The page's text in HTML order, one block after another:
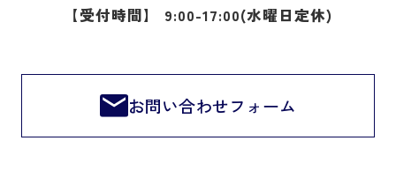
【受付時間】 9:00-17:00(水曜日定休)
お問い合わせフォーム